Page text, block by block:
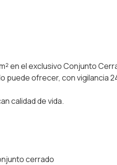
en el exclusivo Conjunto
puede ofrecer, con vigilancia
calidad de vida.
cerrado